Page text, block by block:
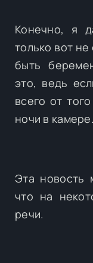
Конечно, я
только вот не
быть
это, ведь
всего от
ночи в камере.
Эта новость
что на
речи.